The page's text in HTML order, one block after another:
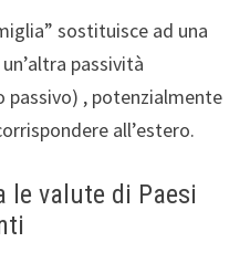
sostituisce ad una
passività
, potenzialmente
all’estero.
le valute di Paesi